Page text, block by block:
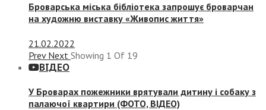
Броварська міська бібліотека запрошує броварчан
на художню виставку «Живопис життя»
21.02.2022
Prev Next Showing 1 Of 19
ВІДЕО
У Броварах пожежники врятували дитину і собаку з
палаючої квартири (ФОТО, ВІДЕО)